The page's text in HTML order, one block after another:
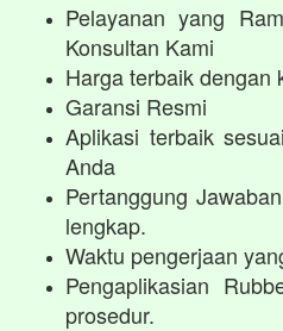
Pelayanan yang
Konsultan Kami
Harga terbaik dengan
Garansi Resmi
Aplikasi terbaik
Anda
Pertanggung
lengkap.
Waktu pengerjaan
Pengaplikasian
prosedur.